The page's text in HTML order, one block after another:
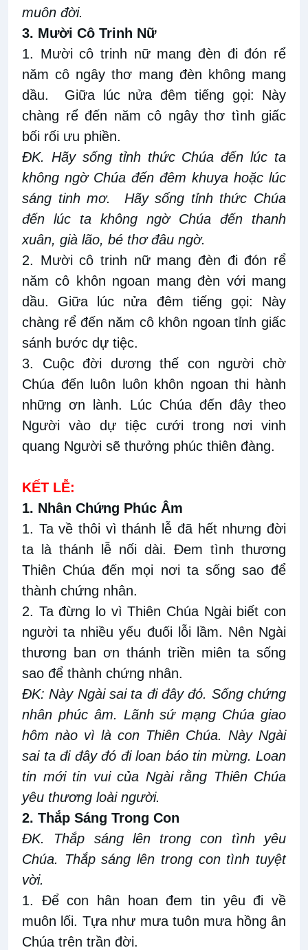
muôn đời.
3. Mười Cô Trinh Nữ
1. Mười cô trinh nữ mang đèn đi đón rể
năm cô ngây thơ mang đèn không mang
dầu. Giữa lúc nửa đêm tiếng gọi: Này
chàng rể đến năm cô ngây thơ tình giấc
bối rối ưu phiền.
ĐK. Hãy sống tỉnh thức Chúa đến lúc ta
không ngờ Chúa đến đêm khuya hoặc lúc
sáng tinh mơ. Hãy sống tỉnh thức Chúa
đến lúc ta không ngờ Chúa đến thanh
xuân, già lão, bé thơ đâu ngờ.
2. Mười cô trinh nữ mang đèn đi đón rể
năm cô khôn ngoan mang đèn với mang
dầu. Giữa lúc nửa đêm tiếng gọi: Này
chàng rể đến năm cô khôn ngoan tỉnh giấc
sánh bước dự tiệc.
3. Cuộc đời dương thế con người chờ
Chúa đến luôn luôn khôn ngoan thi hành
những ơn lành. Lúc Chúa đến đây theo
Người vào dự tiệc cưới trong nơi vinh
quang Người sẽ thưởng phúc thiên đàng.
KẾT LỄ:
1. Nhân Chứng Phúc Âm
1. Ta về thôi vì thánh lễ đã hết nhưng đời
ta là thánh lễ nối dài. Đem tình thương
Thiên Chúa đến mọi nơi ta sống sao để
thành chứng nhân.
2. Ta đừng lo vì Thiên Chúa Ngài biết con
người ta nhiều yếu đuối lỗi lầm. Nên Ngài
thương ban ơn thánh triền miên ta sống
sao để thành chứng nhân.
ÐK: Này Ngài sai ta đi đây đó. Sống chứng
nhân phúc âm. Lãnh sứ mạng Chúa giao
hôm nào vì là con Thiên Chúa. Này Ngài
sai ta đi đây đó đi loan báo tin mừng. Loan
tin mới tin vui của Ngài rằng Thiên Chúa
yêu thương loài người.
2. Thắp Sáng Trong Con
ĐK. Thắp sáng lên trong con tình yêu
Chúa. Thắp sáng lên trong con tình tuyệt
vời.
1. Để con hân hoan đem tin yêu đi về
muôn lối. Tựa như mưa tuôn mưa hồng ân
Chúa trên trần đời.